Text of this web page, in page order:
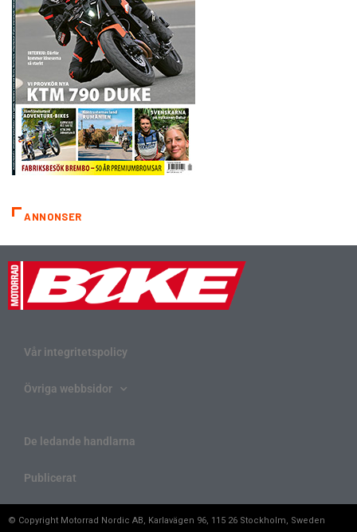
ANNONSER
Vår integritetspolicy
Övriga webbsidor
De ledande handlarna
Publicerat
© Copyright Motorrad Nordic AB, Karlavägen 96, 115 26 Stockholm, Sweden